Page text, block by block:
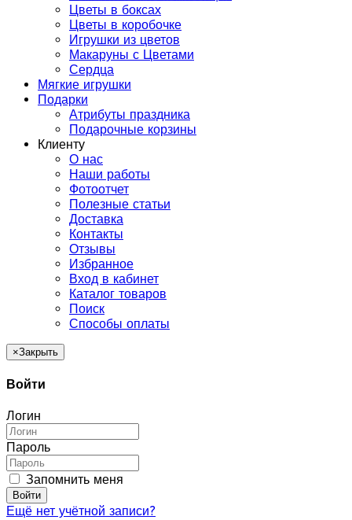
Цветы в боксах
Цветы в коробочке
Игрушки из цветов
Макаруны с Цветами
Сердца
Мягкие игрушки
Подарки
Атрибуты праздника
Подарочные корзины
Клиенту
О нас
Наши работы
Фотоотчет
Полезные статьи
Доставка
Контакты
Отзывы
Избранное
Вход в кабинет
Каталог товаров
Поиск
Способы оплаты
×Закрыть
Войти
Логин
Пароль
Запомнить меня
Войти
Ещё нет учётной записи?